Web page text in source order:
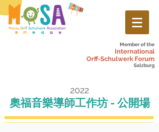
Member of the
International
Orff-Schulwerk Forum
Salzburg
2022
奧福音樂導師工作坊 - 公開場